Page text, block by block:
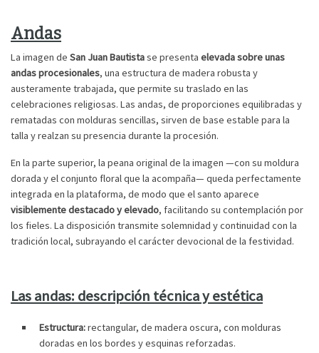
Andas
La imagen de San Juan Bautistase presenta elevada sobre unas
andas procesionales, una estructura de madera robusta y
austeramente trabajada, que permite su traslado en las
celebraciones religiosas. Las andas, de proporciones equilibradas y
rematadas con molduras sencillas, sirven de base estable para la
talla y realzan su presencia durante la procesión.
En la parte superior, la peana original de la imagen —con su moldura
dorada y el conjunto floral que la acompaña— queda perfectamente
integrada en la plataforma, de modo que el santo aparece
visiblemente destacado y elevado, facilitando su contemplación por
los fieles. La disposición transmite solemnidad y continuidad con la
tradición local, subrayando el carácter devocional de la festividad.
Las andas: descripción técnica y estética
Estructura:rectangular, de madera oscura, con molduras
doradas en los bordes y esquinas reforzadas.